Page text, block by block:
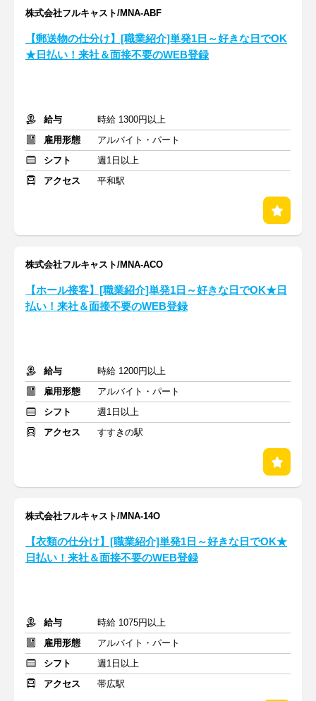
株式会社フルキャスト/MNA-ABF
【郵送物の仕分け】[職業紹介]単発1日～好きな日でOK
★日払い！来社＆面接不要のWEB登録
給与
時給 1300円以上
雇用形態
アルバイト・パート
シフト
週1日以上
アクセス
平和駅
株式会社フルキャスト/MNA-ACO
【ホール接客】[職業紹介]単発1日～好きな日でOK★日
払い！来社＆面接不要のWEB登録
給与
時給 1200円以上
雇用形態
アルバイト・パート
シフト
週1日以上
アクセス
すすきの駅
株式会社フルキャスト/MNA-14O
【衣類の仕分け】[職業紹介]単発1日～好きな日でOK★
日払い！来社＆面接不要のWEB登録
給与
時給 1075円以上
雇用形態
アルバイト・パート
シフト
週1日以上
アクセス
帯広駅